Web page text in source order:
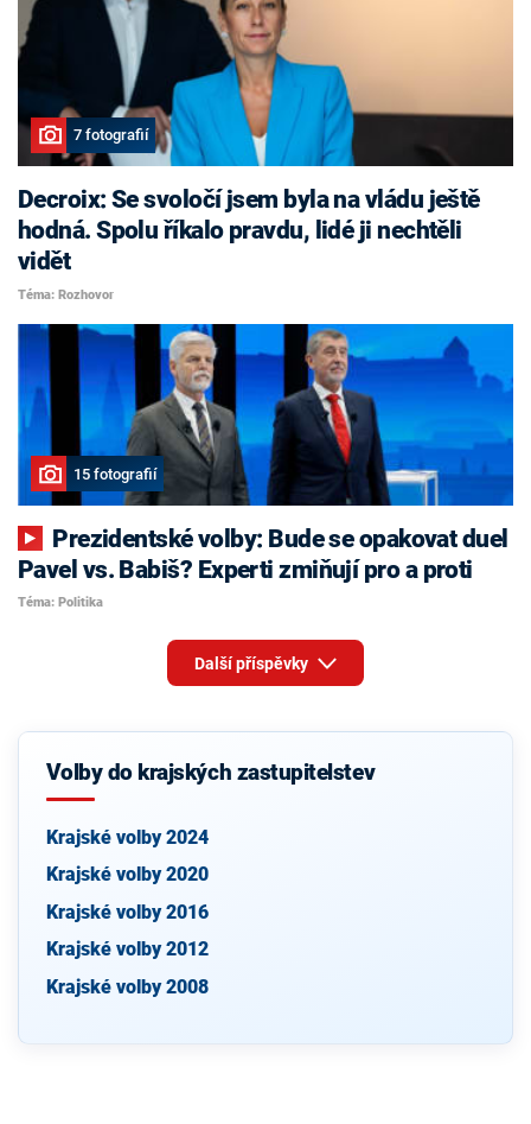
7 fotografií
Decroix: Se svoločí jsem byla na vládu ještě
hodná. Spolu říkalo pravdu, lidé ji nechtěli
vidět
Téma: Rozhovor
15 fotografií
Pavel vs. Babiš? Experti zmiňují pro a proti
Téma: Politika
Další příspěvky
Volby do krajských zastupitelstev
Krajské volby 2024
Krajské volby 2020
Krajské volby 2016
Krajské volby 2012
Krajské volby 2008